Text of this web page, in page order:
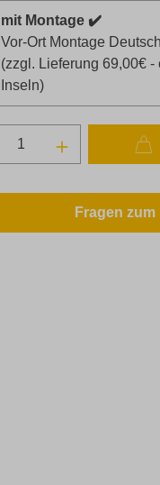
mit Montage ✔️
Vor-Ort Montage
(zzgl. Lieferung 69,00€ -
Inseln)
Fragen